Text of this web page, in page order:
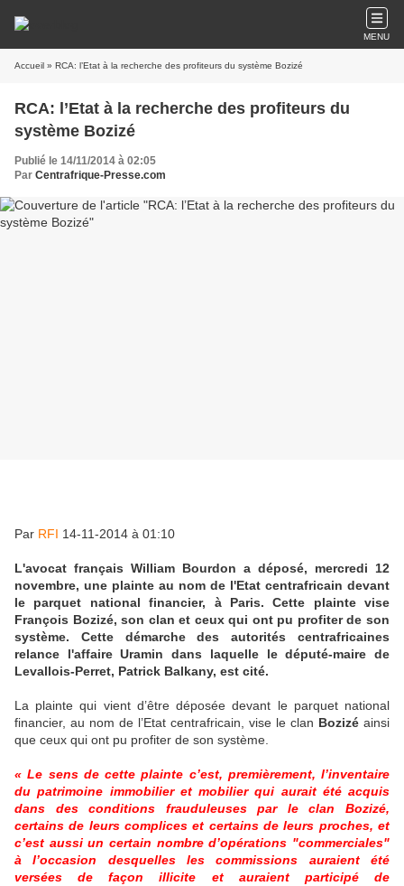
MENU
Accueil » RCA: l’Etat à la recherche des profiteurs du système Bozizé
RCA: l’Etat à la recherche des profiteurs du
système Bozizé
Publié le 14/11/2014 à 02:05
Par Centrafrique-Presse.com
Par RFI 14-11-2014 à 01:10
L'avocat français William Bourdon a déposé, mercredi 12
novembre, une plainte au nom de l'Etat centrafricain devant
le parquet national financier, à Paris. Cette plainte vise
François Bozizé, son clan et ceux qui ont pu profiter de son
système. Cette démarche des autorités centrafricaines
relance l'affaire Uramin dans laquelle le député-maire de
Levallois-Perret, Patrick Balkany, est cité.
La plainte qui vient d’être déposée devant le parquet national
financier, au nom de l’Etat centrafricain, vise le clan Bozizé ainsi
que ceux qui ont pu profiter de son système.
« Le sens de cette plainte c’est, premièrement, l’inventaire
du patrimoine immobilier et mobilier qui aurait été acquis
dans des conditions frauduleuses par le clan Bozizé,
certains de leurs complices et certains de leurs proches, et
c’est aussi un certain nombre d’opérations "commerciales"
à l’occasion desquelles les commissions auraient été
versées de façon illicite et auraient participé de